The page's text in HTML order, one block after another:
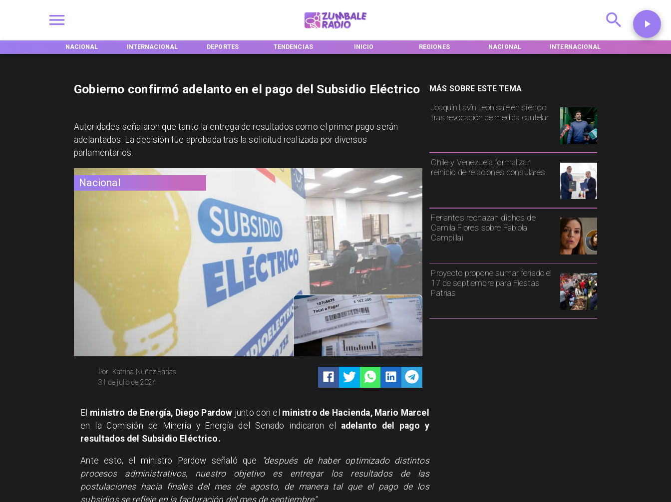
NACIONAL INTERNACIONAL DEPORTES TENDENCIAS INICIO REGIONES NACIONAL INTERNACIONAL
Nacional
Katrina Nuñez Farias
Por
31 de julio de 2024
Joaquín Lavín León sale en silencio
tras revocación de medida cautelar
Chile y Venezuela formalizan
reinicio de relaciones consulares
Feriantes rechazan dichos de
Camila Flores sobre Fabiola
Campillai
Proyecto propone sumar feriado el
17 de septiembre para Fiestas
Patrias
MÁS SOBRE ESTE TEMA
Gobierno confirmó adelanto en el pago del Subsidio Eléctrico
Autoridades señalaron que tanto la entrega de resultados como el primer pago serán
adelantados. La decisión fue aprobada tras la solicitud realizada por diversos
parlamentarios.
El ministro de Energía, Diego Pardow junto con el ministro de Hacienda, Mario Marcel
en la Comisión de Minería y Energía del Senado indicaron el adelanto del pago y
resultados del Subsidio Eléctrico.
Ante esto, el ministro Pardow señaló que
"después de haber optimizado distintos
procesos administrativos, nuestro objetivo es entregar los resultados de las
postulaciones hacia finales del mes de agosto, de manera tal que el pago de los
subsidios se refleje en la facturación del mes de septiembre".